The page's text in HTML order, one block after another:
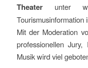
Theaterunter
Tourismusinformation
Mit der Moderation
professionellen
Musik wird viel